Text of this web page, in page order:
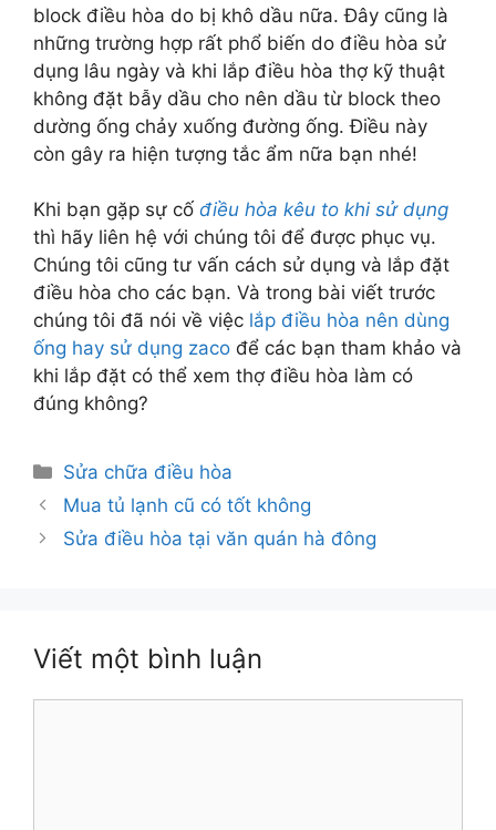
block điều hòa do bị khô dầu nữa. Đây cũng là
những trường hợp rất phổ biến do điều hòa sử
dụng lâu ngày và khi lắp điều hòa thợ kỹ thuật
không đặt bẫy dầu cho nên dầu từ block theo
dường ống chảy xuống đường ống. Điều này
còn gây ra hiện tượng tắc ẩm nữa bạn nhé!
Khi bạn gặp sự cố điều hòa kêu to khi sử dụng
thì hãy liên hệ với chúng tôi để được phục vụ.
Chúng tôi cũng tư vấn cách sử dụng và lắp đặt
điều hòa cho các bạn. Và trong bài viết trước
chúng tôi đã nói về việc lắp điều hòa nên dùng
ống hay sử dụng zaco để các bạn tham khảo và
khi lắp đặt có thể xem thợ điều hòa làm có
đúng không?
Danh
mục
Sửa chữa điều hòa
Mua tủ lạnh cũ có tốt không
Sửa điều hòa tại văn quán hà đông
Viết một bình luận